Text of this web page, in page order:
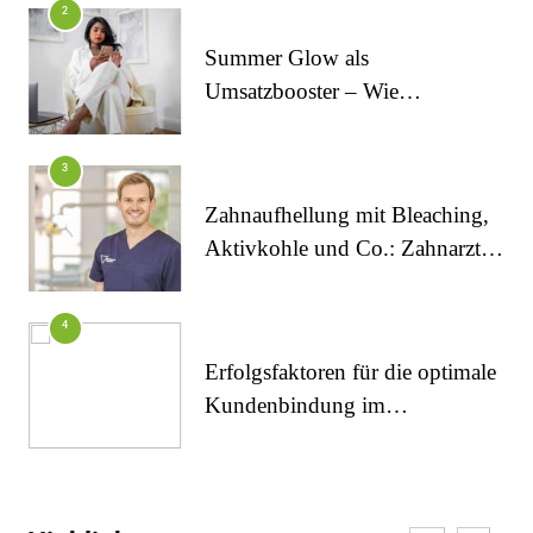
2
Summer Glow als
Umsatzbooster – Wie
3
Zahnaufhellung mit Bleaching,
Aktivkohle und Co.: Zahnarzt
4
Erfolgsfaktoren für die optimale
Kundenbindung im
FITNESS
Die perfekten Liegestütze